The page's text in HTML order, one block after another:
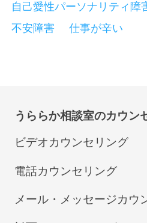
自己愛性パーソナリティ障
不安障害
仕事が辛い
うららか相談室のカウン
ビデオカウンセリング
電話カウンセリング
メール・メッセージカウ